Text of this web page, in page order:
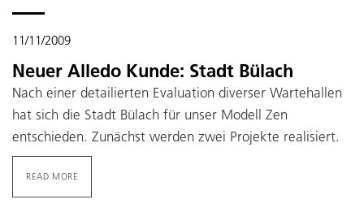
11/11/2009
Neuer Alledo Kunde: Stadt Bülach
Nach einer detailierten Evaluation diverser Wartehallen
hat sich die Stadt Bülach für unser Modell Zen
entschieden. Zunächst werden zwei Projekte realisiert.
READ MORE